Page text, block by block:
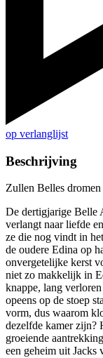
op verlanglijst
Beschrijving
Zullen Belles
De dertigjarige Belle
verlangt naar liefde
ze die nog vindt in
de oudere Edina op
onvergetelijke kerst
niet zo makkelijk in
knappe, lang
opeens op de stoep
vorm, dus waarom
dezelfde kamer zijn?
groeiende
een geheim uit Jacks